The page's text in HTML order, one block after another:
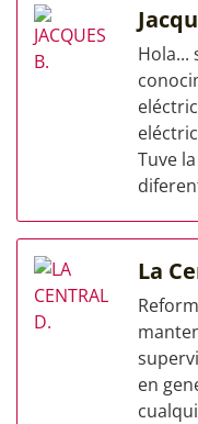
Hola...
Tuve
La
en